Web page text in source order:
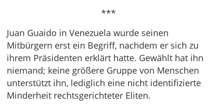
***
Juan Guaido in Venezuela wurde seinen
Mitbürgern erst ein Begriff, nachdem er sich zu
ihrem Präsidenten erklärt hatte. Gewählt hat ihn
niemand; keine größere Gruppe von Menschen
unterstützt ihn, lediglich eine nicht identifizierte
Minderheit rechtsgerichteter Eliten.